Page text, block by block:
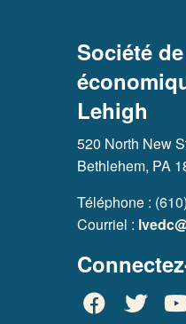
Société
Lehigh
520 North New
Bethlehem, PA
Téléphone :
Courriel :